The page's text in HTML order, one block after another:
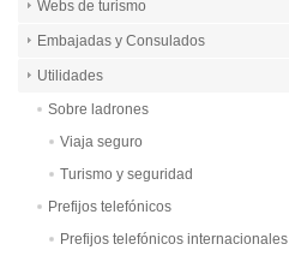
Webs de turismo
Embajadas y Consulados
Utilidades
Sobre ladrones
Viaja seguro
Turismo y seguridad
Prefijos telefónicos
Prefijos telefónicos internacionales